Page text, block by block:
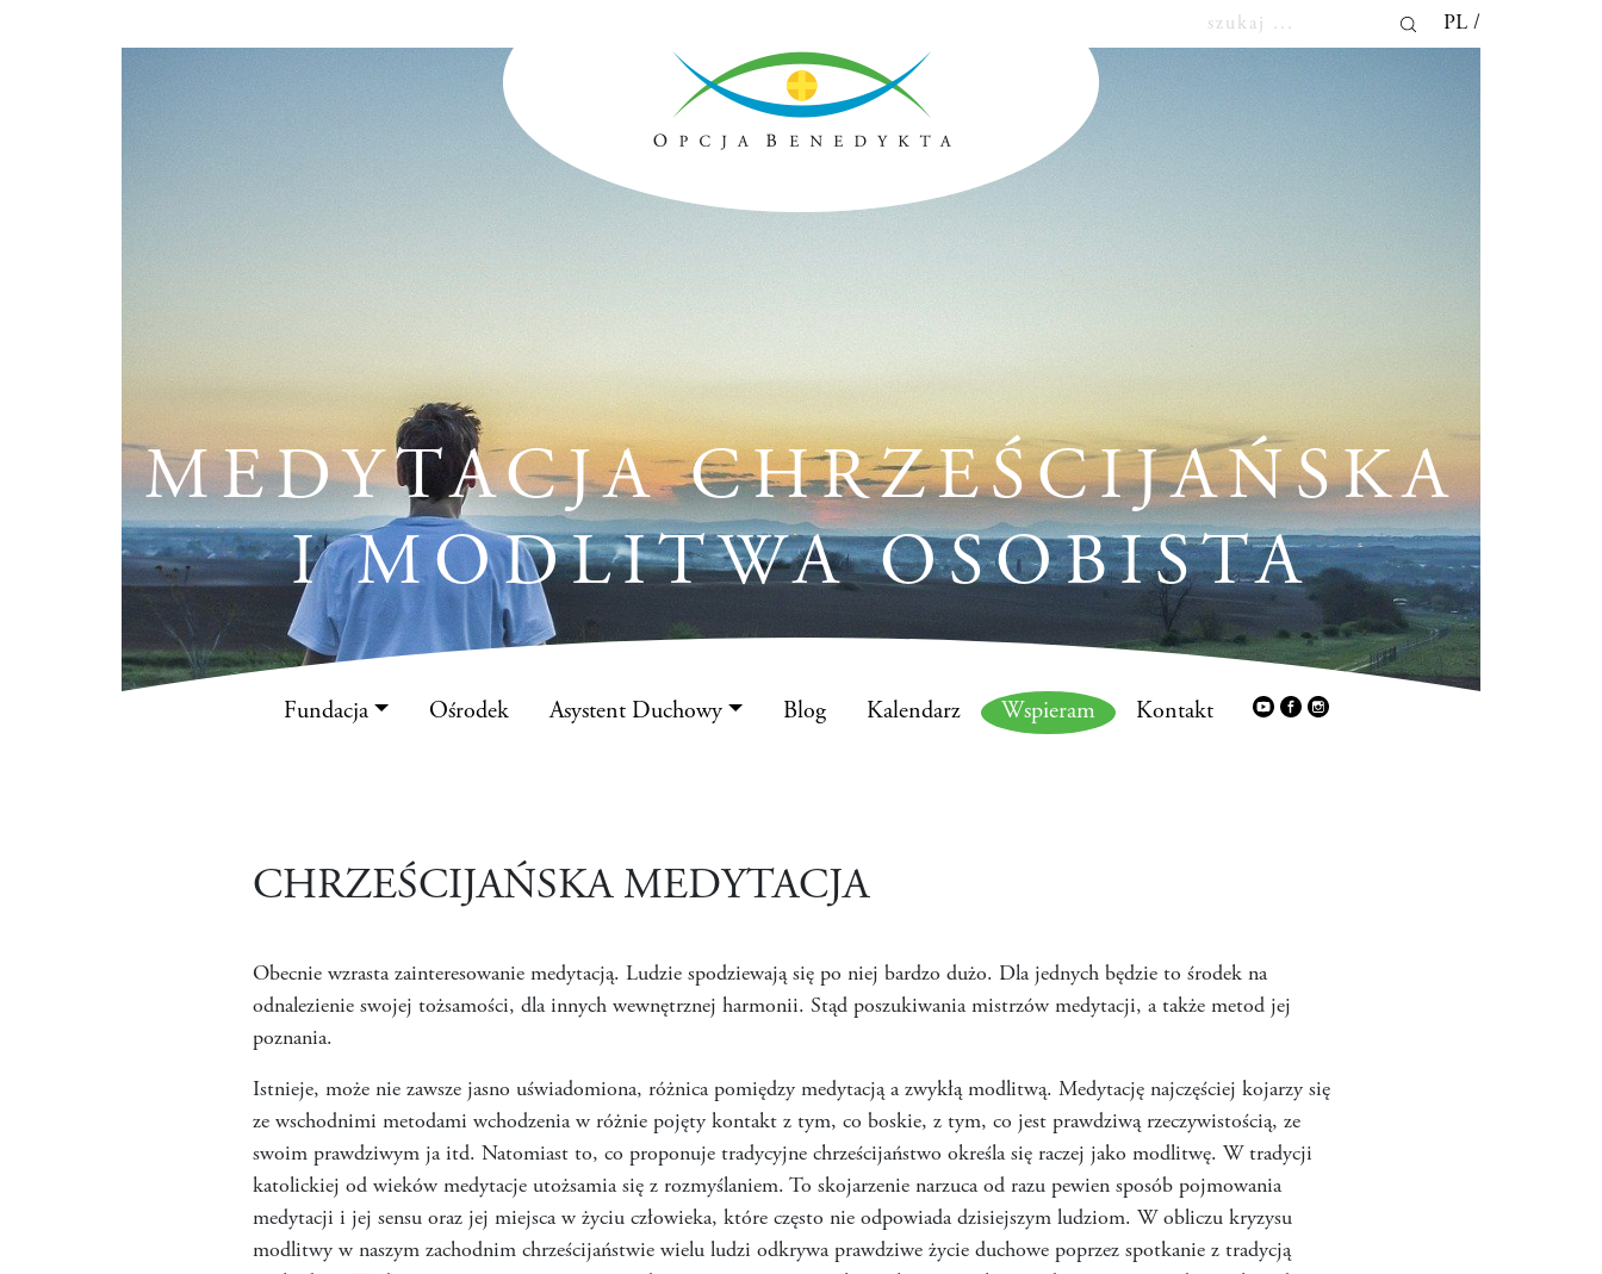
PL
MEDYTACJA CHRZEŚCIJAŃSKA
I MODLITWA OSOBISTA
Fundacja Ośrodek Asystent Duchowy Blog Kalendarz Wspieram Kontakt
CHRZEŚCIJAŃSKA MEDYTACJA
Obecnie wzrasta zainteresowanie medytacją. Ludzie spodziewają się po niej bardzo dużo. Dla jednych będzie to środek na
odnalezienie swojej tożsamości, dla innych wewnętrznej harmonii. Stąd poszukiwania mistrzów medytacji, a także metod jej
poznania.
Istnieje, może nie zawsze jasno uświadomiona, różnica pomiędzy medytacją a zwykłą modlitwą. Medytację najczęściej kojarzy się
ze wschodnimi metodami wchodzenia w różnie pojęty kontakt z tym, co boskie, z tym, co jest prawdziwą rzeczywistością, ze
swoim prawdziwym ja itd. Natomiast to, co proponuje tradycyjne chrześcijaństwo określa się raczej jako modlitwę. W tradycji
katolickiej od wieków medytacje utożsamia się z rozmyślaniem. To skojarzenie narzuca od razu pewien sposób pojmowania
medytacji i jej sensu oraz jej miejsca w życiu człowieka, które często nie odpowiada dzisiejszym ludziom. W obliczu kryzysu
modlitwy w naszym zachodnim chrześcijaństwie wielu ludzi odkrywa prawdziwe życie duchowe poprzez spotkanie z tradycją